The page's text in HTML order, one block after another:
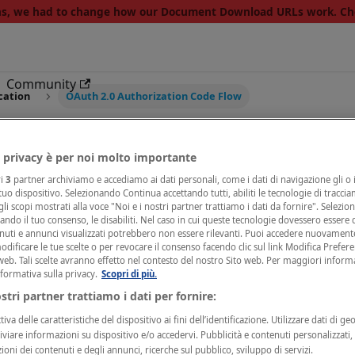
we had to change how our Document Download URLs work.
Community
OAuth 2.0 Authorization Code Flow
2.0
RIGHT AUTHENTICATION METHOD FOR YOU?
to read this page, we invite you to check if this is the
Please check the flowchart you can find on the
privacy è per noi molto importante
3 partner archiviamo e accediamo ai dati personali, come i dati di navigazione gli
dispositivo. Selezionando Continua accettando tutti, abiliti le tecnologie di
scopi mostrati alla voce "Noi e i nostri partner trattiamo i dati da fornire".
il tuo consenso, le disabiliti. Nel caso in cui queste tecnologie dovessero essere
e annunci visualizzati potrebbero non essere rilevanti. Puoi accedere
le tue scelte o per revocare il consenso facendo clic sul link Modifica
Tali scelte avranno effetto nel contesto del nostro Sito web. Per maggiori
sulla privacy. Scopri di più.
partner trattiamo i dati per fornire:
delle caratteristiche del dispositivo ai fini dell’identificazione. Utilizzare dati di
informazioni su dispositivo e/o accedervi. Pubblicità e contenuti
dei contenuti e degli annunci, ricerche sul pubblico, sviluppo di servizi.